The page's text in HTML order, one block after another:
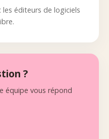
les éditeurs de logiciels
?
équipe vous répond